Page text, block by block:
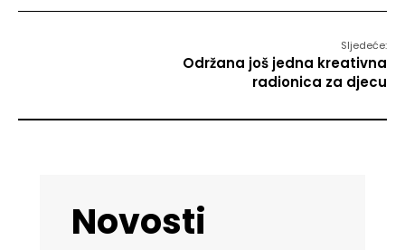
Sljedeće:
Održana još jedna kreativna
radionica za djecu
Novosti